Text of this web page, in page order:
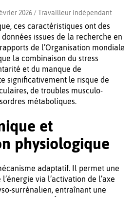
2026 /Travailleur indépendant
ces caractéristiques ont des
issues de la recherche en
de l’Organisation mondiale
la combinaison du stress
et du manque de
significativement le risque de
de troubles musculo-
métaboliques.
et
physiologique
adaptatif. Il permet une
via l’activation de l’axe
surrénalien, entraînant une